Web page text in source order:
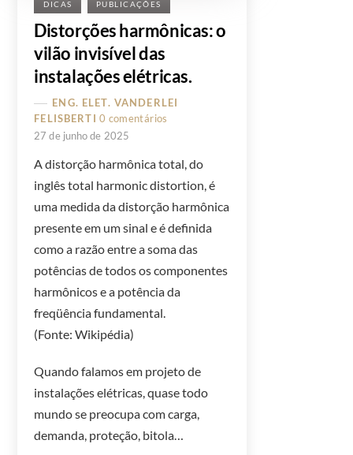
DICAS PUBLICAÇÕES
Distorções harmônicas: o
vilão invisível das
instalações elétricas.
ENG. ELET. VANDERLEI
FELISBERTI 0 comentários
27 de junho de 2025
A distorção harmônica total, do
inglês total harmonic distortion, é
uma medida da distorção harmônica
presente em um sinal e é definida
como a razão entre a soma das
potências de todos os componentes
harmônicos e a potência da
freqüência fundamental.
(Fonte: Wikipédia)
Quando falamos em projeto de
instalações elétricas, quase todo
mundo se preocupa com carga,
demanda, proteção, bitola…